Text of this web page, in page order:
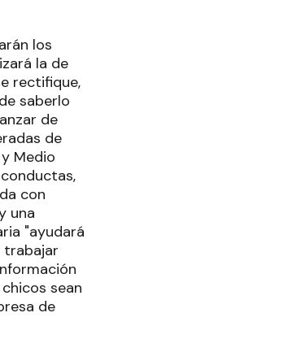
los
la de
rectifique,
saberlo
de
de
Medio
con
una
"ayudará
trabajar
sean
de